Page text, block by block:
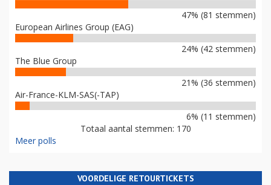
47% (81 stemmen)
European Airlines Group (EAG)
24% (42 stemmen)
The Blue Group
21% (36 stemmen)
Air-France-KLM-SAS(-TAP)
6% (11 stemmen)
Totaal aantal stemmen: 170
Meer polls
VOORDELIGE RETOURTICKETS